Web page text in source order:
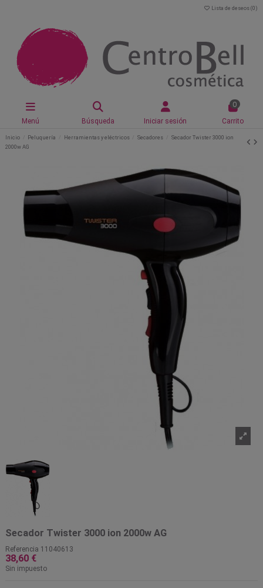
Lista de deseos (0 )
Menú Búsqueda Iniciar sesión
0
Carrito
Inicio Peluquería Herramientas y eléctricos Secadores
Secador Twister 3000 ion
2000w AG
Secador Twister 3000 ion 2000w AG
Referencia 11040613
38,60 €
Sin impuesto